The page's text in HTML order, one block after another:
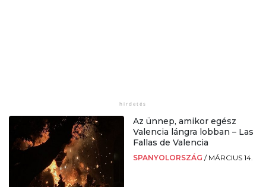
Az ünnep, amikor egész
Valencia lángra lobban – Las
Fallas de Valencia
SPANYOLORSZÁG / MÁRCIUS 14.